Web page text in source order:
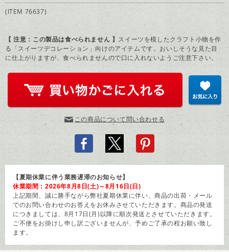
(ITEM 76637)
【 注意：この製品は食べられません 】 スイーツを模したクラフト小物を作
る「スイーツデコレーション」向けのアイテムです。おいしそうな見た目
に仕上がりますが、食べられませんので口に入れないようご注意下さい。
この商品について問い合わせる
【夏期休業に伴う業務遅滞のお知らせ】
休業期間：2026年8月8日(土)～8月16日(日)
上記期間、誠に勝手ながら弊社夏期休業に伴い、商品の出荷・メール
でのお問い合わせのお答えをお休みさせていただきます。商品の発送
につきましては、8月17日(月)以降に順次発送とさせていただきます。
ご不便をお掛けし申し訳ございませんが、予めご了承の程お願い致し
ます。